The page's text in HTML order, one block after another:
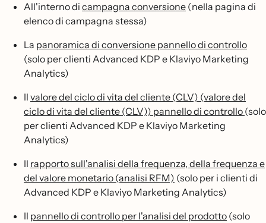
All'interno di campagna conversione (nella pagina di
elenco di campagna stessa)
La panoramica di conversione pannello di controllo
(solo per clienti Advanced KDP e Klaviyo Marketing
Analytics)
Il valore del ciclo di vita del cliente (CLV) (valore del
ciclo di vita del cliente (CLV)) pannello di controllo (solo
per clienti Advanced KDP e Klaviyo Marketing
Analytics)
Il rapporto sull'analisi della frequenza, della frequenza e
del valore monetario (analisi RFM) (solo per i clienti di
Advanced KDP e Klaviyo Marketing Analytics)
Il pannello di controllo per l'analisi del prodotto (solo